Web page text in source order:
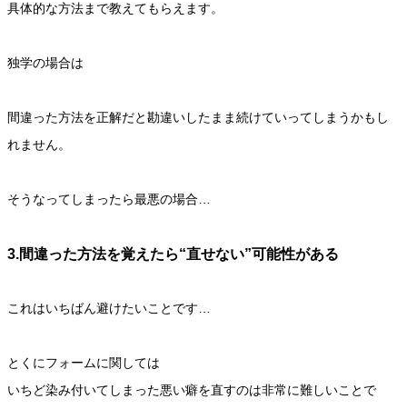
具体的な方法まで教えてもらえます。
独学の場合は
間違った方法を正解だと勘違いしたまま続けていってしまうかもし
れません。
そうなってしまったら最悪の場合…
3.間違った方法を覚えたら“直せない”可能性がある
これはいちばん避けたいことです…
とくにフォームに関しては
いちど染み付いてしまった悪い癖を直すのは非常に難しいことで